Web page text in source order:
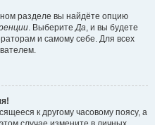
разделе вы найдёте опцию
. ВыберитеДа, и вы будете
и самому себе. Для всех
к другому часовому поясу, а